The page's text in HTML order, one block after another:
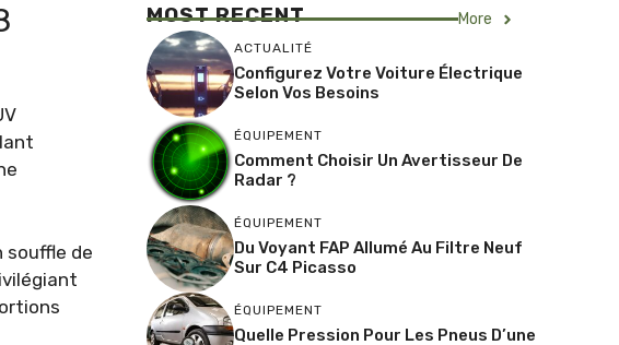
souffle de
MOST RECENT More
ACTUALITÉ
Configurez Votre Voiture Électrique
Selon Vos Besoins
ÉQUIPEMENT
Comment Choisir Un Avertisseur De
Radar ?
ÉQUIPEMENT
Du Voyant FAP Allumé Au Filtre Neuf
Sur C4 Picasso
ÉQUIPEMENT
Quelle Pression Pour Les Pneus D’une